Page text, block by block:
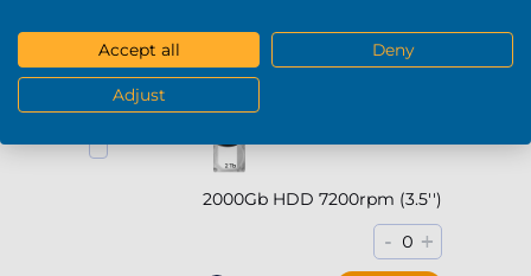
- 0 +
2000Gb HDD 7200rpm (3.5'')
- 0 +
Accept all Deny
Adjust